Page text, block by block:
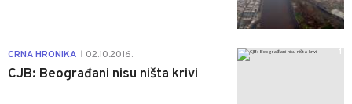
CRNA HRONIKA 02.10.2016.
CJB: Beograđani nisu ništa krivi
1